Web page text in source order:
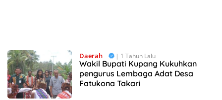
Daerah | 1 Tahun Lalu
Wakil Bupati Kupang Kukuhkan
pengurus Lembaga Adat Desa
Fatukona Takari